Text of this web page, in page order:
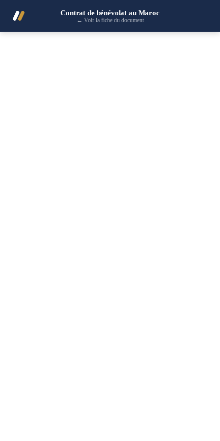
Contrat de bénévolat au Maroc
← Voir la fiche du document